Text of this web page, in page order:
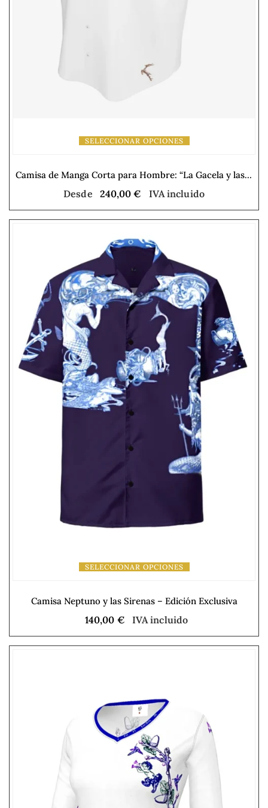
SELECCIONAR OPCIONES
Camisa de Manga Corta para Hombre: “La Gacela y las Palmeras”
Desde 240,00€ IVA incluido
SELECCIONAR OPCIONES
Camisa Neptuno y las Sirenas – Edición Exclusiva
140,00 € IVA incluido